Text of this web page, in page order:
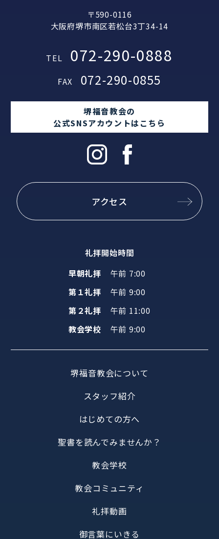
〒590-0116
大阪府堺市南区若松台3丁34-14
TEL 072-290-0888
FAX 072-290-0855
堺福音教会の
公式SNSアカウントはこちら
アクセス
礼拝開始時間
早朝礼拝
午前 7:00
第１礼拝
午前 9:00
第２礼拝
午前 11:00
教会学校
午前 9:00
堺福音教会について
スタッフ紹介
はじめての方へ
聖書を読んでみませんか？
教会学校
教会コミュニティ
礼拝動画
御言葉にいきる